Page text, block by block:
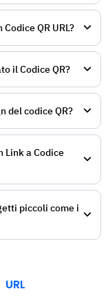
URL
QR URL?
il Codice QR?
del codice QR?
Link a Codice
piccoli come i